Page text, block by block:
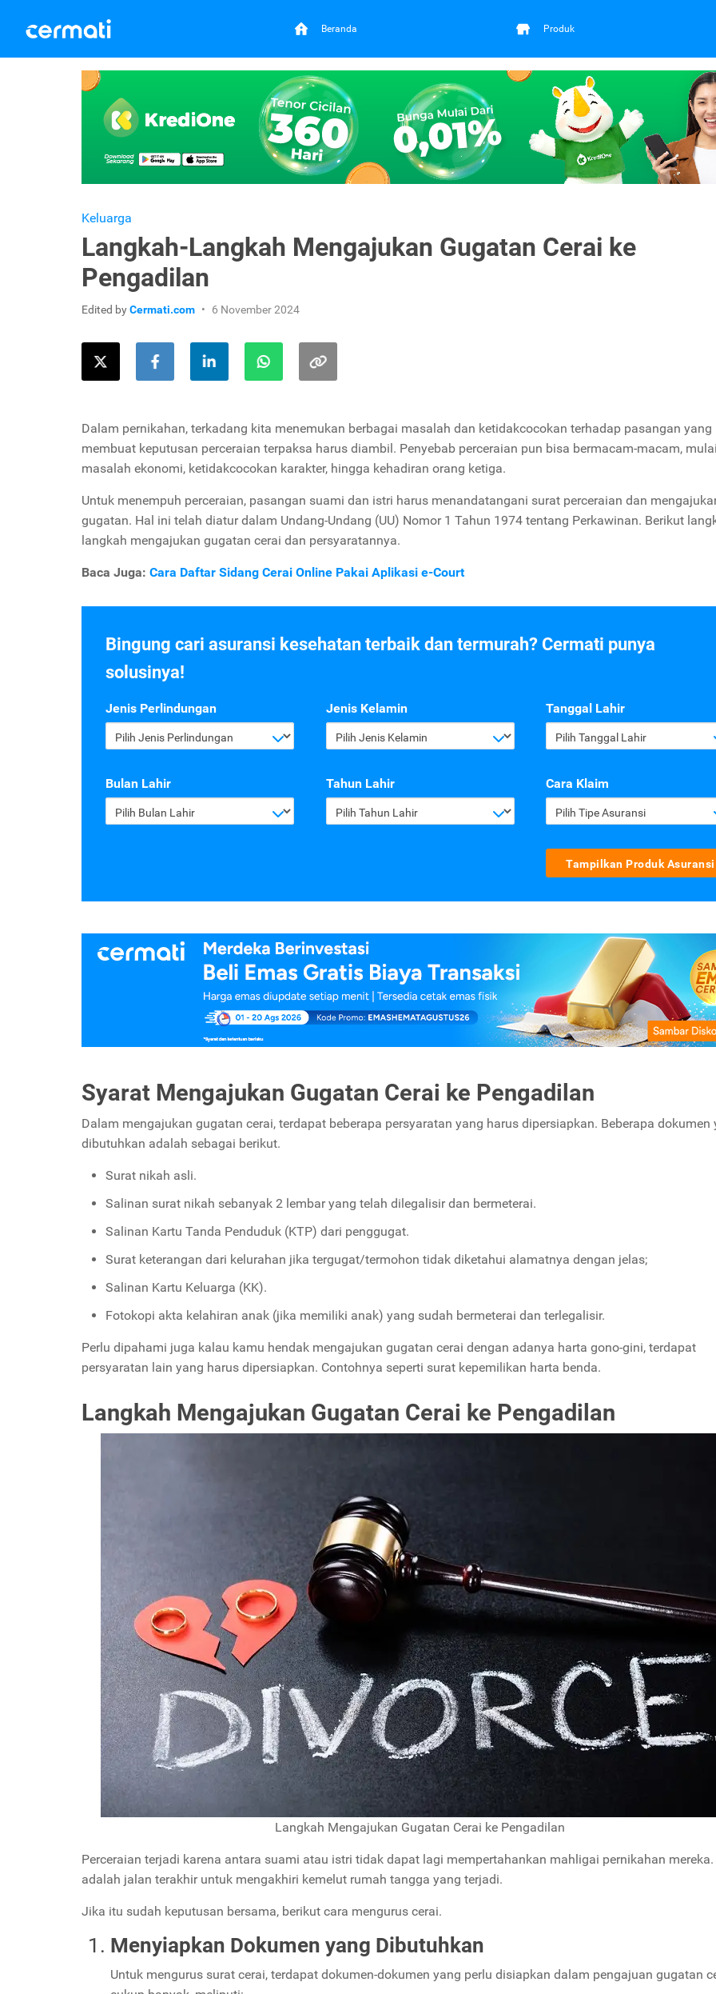
Beranda Produk
Keluarga
Langkah-Langkah Mengajukan Gugatan Cerai ke
Pengadilan
Edited byCermati.com 6 November 2024
Dalam pernikahan, terkadang kita menemukan berbagai masalah dan ketidakcocokan terhadap pasangan yang
membuat keputusan perceraian terpaksa harus diambil. Penyebab perceraian pun bisa bermacam-macam,
masalah ekonomi, ketidakcocokan karakter, hingga kehadiran orang ketiga.
Untuk menempuh perceraian, pasangan suami dan istri harus menandatangani surat perceraian dan
gugatan. Hal ini telah diatur dalam Undang-Undang (UU) Nomor 1 Tahun 1974 tentang Perkawinan. Berikut
langkah mengajukan gugatan cerai dan persyaratannya.
Baca Juga: Cara Daftar Sidang Cerai Online Pakai Aplikasi e-Court
Bingung cari asuransi kesehatan terbaik dan termurah? Cermati punya
solusinya!
Jenis Perlindungan
Pilih Jenis Perlindungan
Jenis Kelamin
Pilih Jenis Kelamin
Tanggal Lahir
Pilih Tanggal Lahir
Bulan Lahir
Pilih Bulan Lahir
Tahun Lahir
Pilih Tahun Lahir
Cara Klaim
Pilih Tipe Asuransi
Tampilkan Produk Asuransi
Syarat Mengajukan Gugatan Cerai ke Pengadilan
Dalam mengajukan gugatan cerai, terdapat beberapa persyaratan yang harus dipersiapkan. Beberapa dokumen
dibutuhkan adalah sebagai berikut.
Surat nikah asli.
Salinan surat nikah sebanyak 2 lembar yang telah dilegalisir dan bermeterai.
Salinan Kartu Tanda Penduduk (KTP) dari penggugat.
Surat keterangan dari kelurahan jika tergugat/termohon tidak diketahui alamatnya dengan jelas;
Salinan Kartu Keluarga (KK).
Fotokopi akta kelahiran anak (jika memiliki anak) yang sudah bermeterai dan terlegalisir.
Perlu dipahami juga kalau kamu hendak mengajukan gugatan cerai dengan adanya harta gono-gini, terdapat
persyaratan lain yang harus dipersiapkan. Contohnya seperti surat kepemilikan harta benda.
Langkah Mengajukan Gugatan Cerai ke Pengadilan
Langkah Mengajukan Gugatan Cerai ke Pengadilan
Perceraian terjadi karena antara suami atau istri tidak dapat lagi mempertahankan mahligai pernikahan mereka.
adalah jalan terakhir untuk mengakhiri kemelut rumah tangga yang terjadi.
Jika itu sudah keputusan bersama, berikut cara mengurus cerai.
Menyiapkan Dokumen yang Dibutuhkan
Untuk mengurus surat cerai, terdapat dokumen-dokumen yang perlu disiapkan dalam pengajuan gugatan